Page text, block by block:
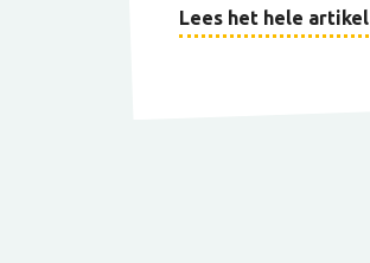
Lees het hele artikel